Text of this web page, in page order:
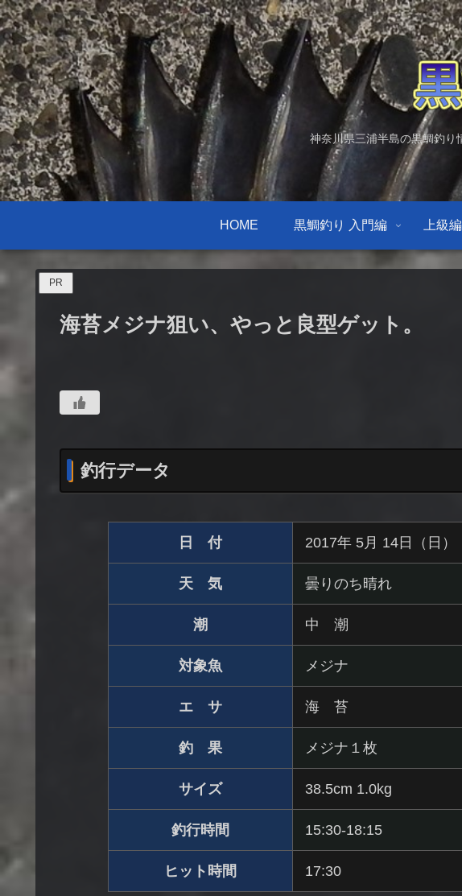
神奈川県三浦半島の黒鯛釣り
HOME 黒鯛釣り 入門編 上級編
PR
海苔メジナ狙い、やっと良型ゲット。
釣行データ
日 付 2017年 5月 14日（日）
天 気 曇りのち晴れ
潮 中 潮
対象魚 メジナ
エ サ 海 苔
釣 果 メジナ１枚
サイズ 38.5cm 1.0kg
釣行時間 15:30-18:15
ヒット時間 17:30